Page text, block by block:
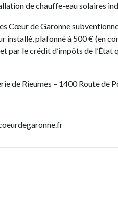
de chauffe-eau solaires
Cœur de Garonne
installé, plafonné à 500 € (en
par le crédit d’impôts de l’État
de Rieumes – 1400 Route de